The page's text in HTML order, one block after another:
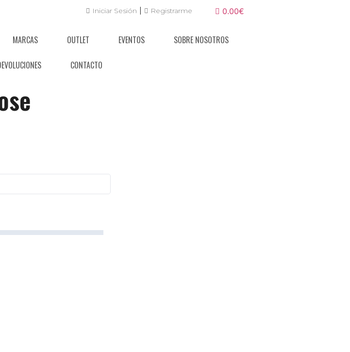
Iniciar Sesión Registrarme 0.00€
MARCAS OUTLET EVENTOS SOBRE NOSOTROS
CONTACTO